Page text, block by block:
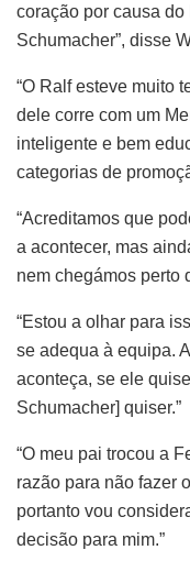
coração por causa
Schumacher”, disse
“O Ralf esteve muito
dele corre com um
inteligente e bem
categorias de
“Acreditamos que
a acontecer, mas
nem chegámos perto
“Estou a olhar para
se adequa à equipa.
aconteça, se ele
Schumacher] quiser.”
“O meu pai trocou a
razão para não fazer
portanto vou
decisão para mim.”